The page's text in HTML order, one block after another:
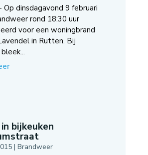
Op dinsdagavond 9 februari
rond 18:30 uur
voor een woningbrand
in Rutten. Bij
bijkeuken
| Brandweer